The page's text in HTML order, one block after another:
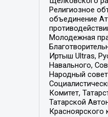
Религиозное
объединение
Молодежная
Иртыш Ultras,
Навального,
Народный
Комитет,
Татарской
Красноярского